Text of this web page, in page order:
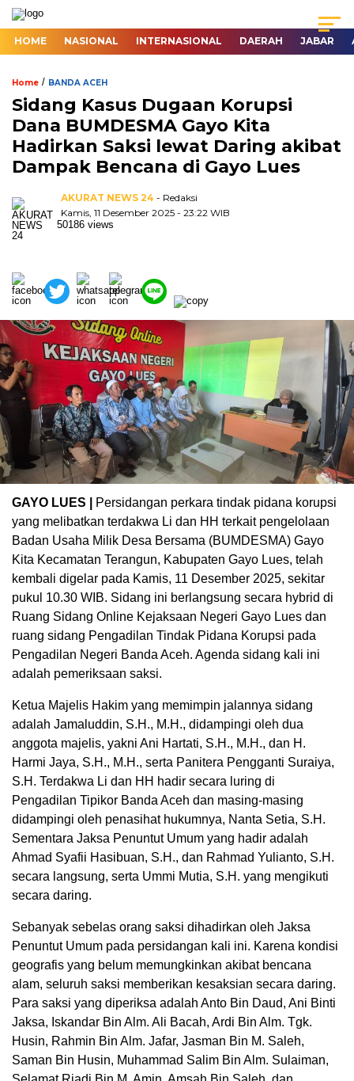
HOME NASIONAL INTERNASIONAL DAERAH JABAR
Home / BANDA ACEH
Sidang Kasus Dugaan Korupsi
Dana BUMDESMA Gayo Kita
Hadirkan Saksi lewat Daring akibat
Dampak Bencana di Gayo Lues
AKURAT NEWS 24 - Redaksi
Kamis, 11 Desember 2025 - 23:22 WIB
50186 views
GAYO LUES |
Persidangan perkara tindak pidana korupsi
yang melibatkan terdakwa Li dan HH terkait pengelolaan
Badan Usaha Milik Desa Bersama (BUMDESMA) Gayo
Kita Kecamatan Terangun, Kabupaten Gayo Lues, telah
kembali digelar pada Kamis, 11 Desember 2025, sekitar
pukul 10.30 WIB. Sidang ini berlangsung secara hybrid di
Ruang Sidang Online Kejaksaan Negeri Gayo Lues dan
ruang sidang Pengadilan Tindak Pidana Korupsi pada
Pengadilan Negeri Banda Aceh. Agenda sidang kali ini
adalah pemeriksaan saksi.
Ketua Majelis Hakim yang memimpin jalannya sidang
adalah Jamaluddin, S.H., M.H., didampingi oleh dua
anggota majelis, yakni Ani Hartati, S.H., M.H., dan H.
Harmi Jaya, S.H., M.H., serta Panitera Pengganti Suraiya,
S.H. Terdakwa Li dan HH hadir secara luring di
Pengadilan Tipikor Banda Aceh dan masing-masing
didampingi oleh penasihat hukumnya, Nanta Setia, S.H.
Sementara Jaksa Penuntut Umum yang hadir adalah
Ahmad Syafii Hasibuan, S.H., dan Rahmad Yulianto, S.H.
secara langsung, serta Ummi Mutia, S.H. yang mengikuti
secara daring.
Sebanyak sebelas orang saksi dihadirkan oleh Jaksa
Penuntut Umum pada persidangan kali ini. Karena kondisi
geografis yang belum memungkinkan akibat bencana
alam, seluruh saksi memberikan kesaksian secara daring.
Para saksi yang diperiksa adalah Anto Bin Daud, Ani Binti
Jaksa, Iskandar Bin Alm. Ali Bacah, Ardi Bin Alm. Tgk.
Husin, Rahmin Bin Alm. Jafar, Jasman Bin M. Saleh,
Saman Bin Husin, Muhammad Salim Bin Alm. Sulaiman,